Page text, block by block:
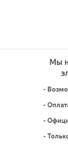
Мы
-
-
-
-